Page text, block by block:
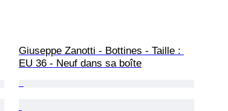
Giuseppe Zanotti - Bottines - Taille :
EU 36 - Neuf dans sa boîte